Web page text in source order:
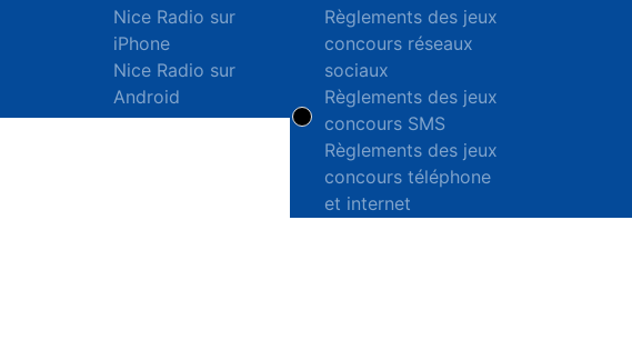
Nice Radio sur
iPhone
Nice Radio sur
Android
Règlements des jeux
concours réseaux
sociaux
Règlements des jeux
concours SMS
Règlements des jeux
concours téléphone
et internet